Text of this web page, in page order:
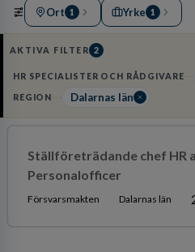
Ort 1 Yrke 1
AKTIVA FILTER 2
HR SPECIALISTER OCH RÅDGIVARE
REGION Dalarnas län
Ställföreträdande chef HR
Personalofficer
Försvarsmakten Dalarnas län